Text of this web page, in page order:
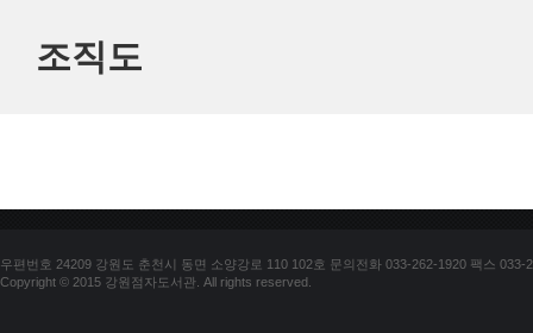
조직도
우편번호 24209 강원도 춘천시 동면 소양강로 110 102호 문의전화 033-262-1920 팩스 033-
Copyright © 2015 강원점자도서관. All rights reserved.